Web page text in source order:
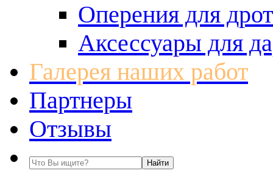
Оперения для
Аксессуары для
Галерея наших работ
Партнеры
Отзывы